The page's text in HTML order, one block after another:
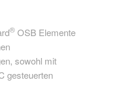
®OSB Elemente
sowohl mit
gesteuerten